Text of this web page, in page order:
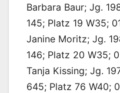
Barbara Baur; Jg.
145; Platz 19 W35;
Janine Moritz; Jg.
146; Platz 20 W35;
Tanja Kissing; Jg.
645; Platz 76 W40;